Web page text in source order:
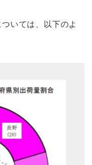
いては、以下のよ